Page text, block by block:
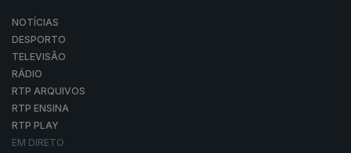
NOTÍCIAS
DESPORTO
TELEVISÃO
RÁDIO
RTP ARQUIVOS
RTP ENSINA
RTP PLAY
EM DIRETO